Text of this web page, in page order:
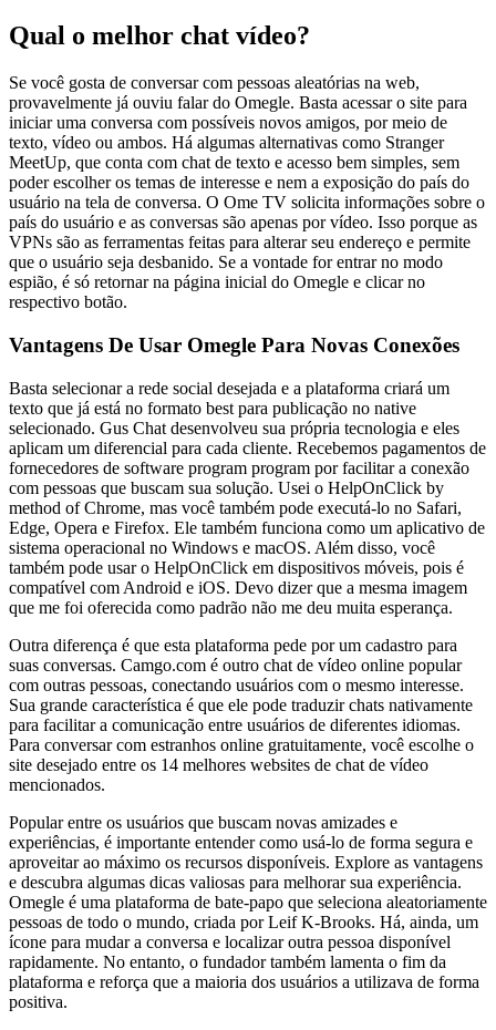
Qual o melhor chat vídeo?
Se você gosta de conversar com pessoas aleatórias na web,
provavelmente já ouviu falar do Omegle. Basta acessar o site para
iniciar uma conversa com possíveis novos amigos, por meio de
texto, vídeo ou ambos. Há algumas alternativas como Stranger
MeetUp, que conta com chat de texto e acesso bem simples, sem
poder escolher os temas de interesse e nem a exposição do país do
usuário na tela de conversa. O Ome TV solicita informações sobre o
país do usuário e as conversas são apenas por vídeo. Isso porque as
VPNs são as ferramentas feitas para alterar seu endereço e permite
que o usuário seja desbanido. Se a vontade for entrar no modo
espião, é só retornar na página inicial do Omegle e clicar no
respectivo botão.
Vantagens De Usar Omegle Para Novas Conexões
Basta selecionar a rede social desejada e a plataforma criará um
texto que já está no formato best para publicação no native
selecionado. Gus Chat desenvolveu sua própria tecnologia e eles
aplicam um diferencial para cada cliente. Recebemos pagamentos de
fornecedores de software program program por facilitar a conexão
com pessoas que buscam sua solução. Usei o HelpOnClick by
method of Chrome, mas você também pode executá-lo no Safari,
Edge, Opera e Firefox. Ele também funciona como um aplicativo de
sistema operacional no Windows e macOS. Além disso, você
também pode usar o HelpOnClick em dispositivos móveis, pois é
compatível com Android e iOS. Devo dizer que a mesma imagem
que me foi oferecida como padrão não me deu muita esperança.
Outra diferença é que esta plataforma pede por um cadastro para
suas conversas. Camgo.com é outro chat de vídeo online popular
com outras pessoas, conectando usuários com o mesmo interesse.
Sua grande característica é que ele pode traduzir chats nativamente
para facilitar a comunicação entre usuários de diferentes idiomas.
Para conversar com estranhos online gratuitamente, você escolhe o
site desejado entre os 14 melhores websites de chat de vídeo
mencionados.
Popular entre os usuários que buscam novas amizades e
experiências, é importante entender como usá-lo de forma segura e
aproveitar ao máximo os recursos disponíveis. Explore as vantagens
e descubra algumas dicas valiosas para melhorar sua experiência.
Omegle é uma plataforma de bate-papo que seleciona aleatoriamente
pessoas de todo o mundo, criada por Leif K-Brooks. Há, ainda, um
ícone para mudar a conversa e localizar outra pessoa disponível
rapidamente. No entanto, o fundador também lamenta o fim da
plataforma e reforça que a maioria dos usuários a utilizava de forma
positiva.